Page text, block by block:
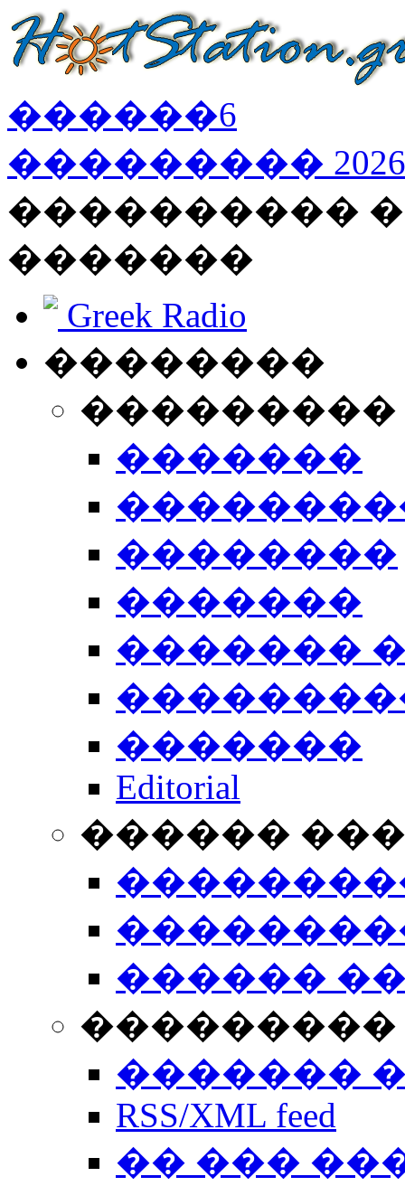
������6
��������� 2026
����������
�������
Greek Radio
��������
�������
��������
�������
�������
�������
Editorial
������
������
���������
�������
RSS/XML feed
�� ���